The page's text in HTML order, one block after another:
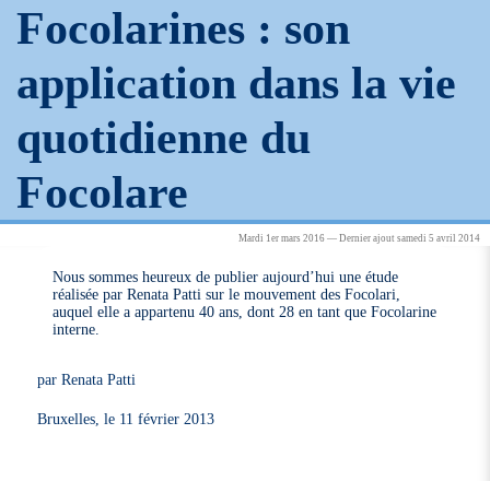
Focolarines : son
application dans la vie
quotidienne du
Focolare
Mardi 1er mars 2016 — Dernier ajout samedi 5 avril 2014
Nous sommes heureux de publier aujourd’hui une étude
réalisée par Renata Patti sur le mouvement des Focolari,
auquel elle a appartenu 40 ans, dont 28 en tant que Focolarine
interne.
par Renata Patti
Bruxelles, le 11 février 2013